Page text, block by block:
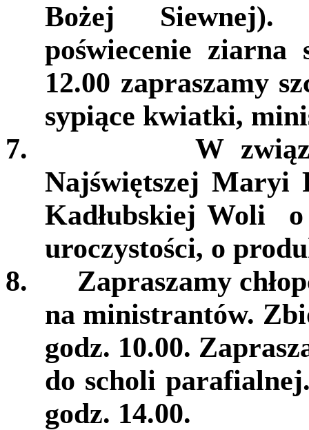
Bożej
poświecenie ziarna
12.00 zapraszamy
sypiące kwiatki,
7.
W
Najświętszej Maryi
Kadłubskiej Woli
uroczystości, o
8.
Zapraszamy
na ministrantów.
godz. 10.00.
do scholi
godz. 14.00.